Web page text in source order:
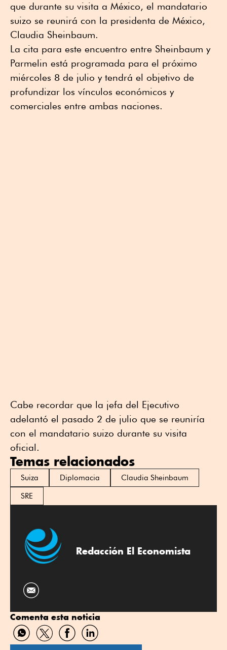
que durante su visita a México, el mandatario
suizo se reunirá con la presidenta de México,
Claudia Sheinbaum.
La cita para este encuentro entre Sheinbaum y
Parmelin está programada para el próximo
miércoles 8 de julio y tendrá el objetivo de
profundizar los vínculos económicos y
comerciales entre ambas naciones.
Cabe recordar que la jefa del Ejecutivo
adelantó el pasado 2 de julio que se reuniría
con el mandatario suizo durante su visita
oficial.
Temas relacionados
Suiza Diplomacia
Claudia Sheinbaum
SRE
Redacción El Economista
Comenta esta noticia
Compartir
por
Compartir
por
Compartir
por
Compartir
por